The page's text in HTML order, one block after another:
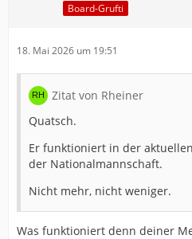
Board-Grufti
18. Mai 2026 um 19:51
Zitat von Rheiner
Quatsch.
Er funktioniert in der
der Nationalmannschaft.
Nicht mehr, nicht weniger.
Was funktioniert denn deiner